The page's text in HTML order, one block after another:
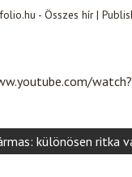
- Összes hír|
különösen ritka